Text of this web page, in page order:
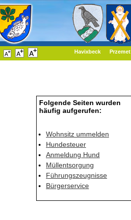
Havixbeck Przemet
Folgende Seiten wurden
häufig aufgerufen:
Wohnsitz ummelden
Hundesteuer
Anmeldung Hund
Müllentsorgung
Führungszeugnisse
Bürgerservice